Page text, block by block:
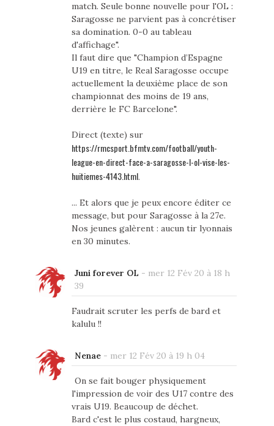
match. Seule bonne nouvelle pour l'OL :
Saragosse ne parvient pas à concrétiser
sa domination. 0-0 au tableau
d'affichage".
Il faut dire que "Champion d’Espagne
U19 en titre, le Real Saragosse occupe
actuellement la deuxième place de son
championnat des moins de 19 ans,
derrière le FC Barcelone".
Direct (texte) sur
https://rmcsport.bfmtv.com/football/youth-
league-en-direct-face-a-saragosse-l-ol-vise-les-
huitiemes-4143.html.
... Et alors que je peux encore éditer ce
message, but pour Saragosse à la 27e.
Nos jeunes galèrent : aucun tir lyonnais
en 30 minutes.
Juni forever OL - mer 12 Fév 20 à 18 h
39
Faudrait scruter les perfs de bard et
kalulu !!
Nenae- mer 12 Fév 20 à 19 h 04
On se fait bouger physiquement
l'impression de voir des U17 contre des
vrais U19. Beaucoup de déchet.
Bard c'est le plus costaud, hargneux,